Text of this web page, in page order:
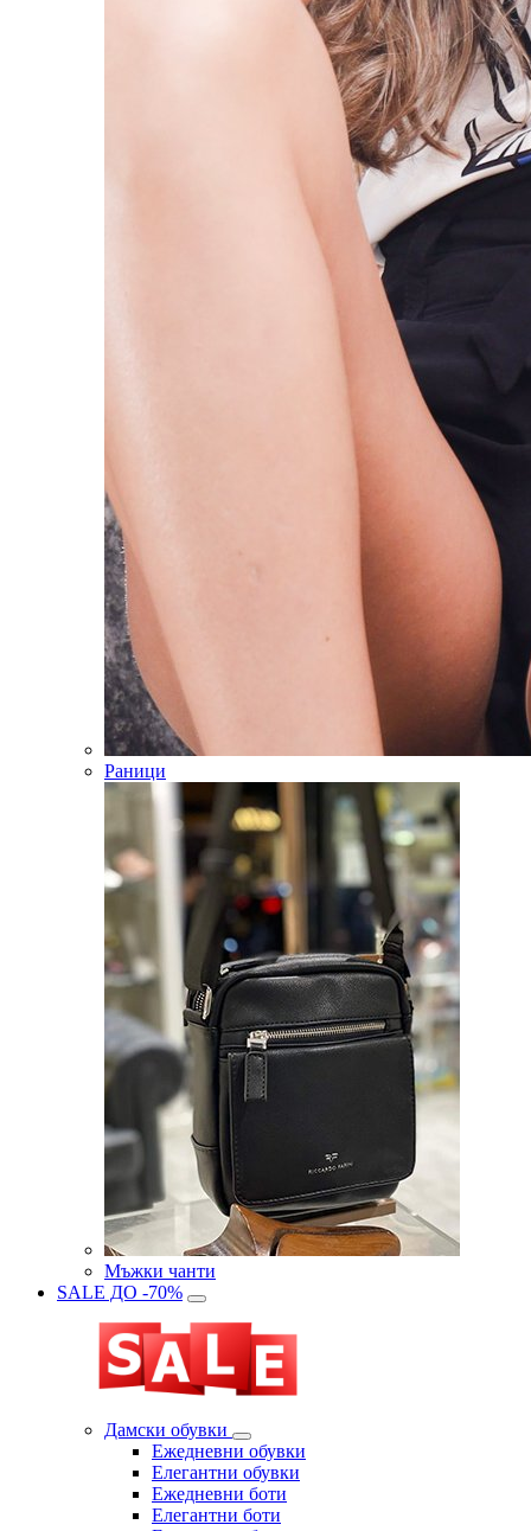
Раници
Мъжки чанти
SALE ДО -70%
Дамски обувки
Eжедневни обувки
Eлегантни обувки
Eжедневни боти
Eлегантни боти